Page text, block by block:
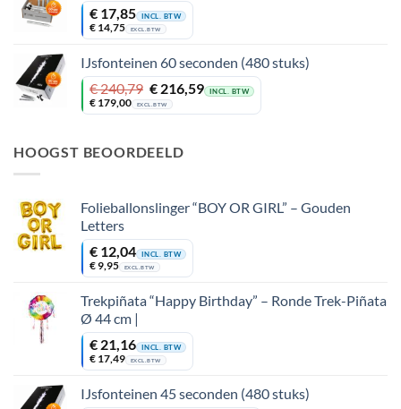
€ 17,85 INCL. BTW
€ 14,75 EXCL. BTW
IJsfonteinen 60 seconden (480 stuks)
€240,79
Oorspronkelijke
prijs
was:
€216,59
Huidige
prijs
is:
INCL. BTW
€ 179,00 EXCL. BTW
HOOGST BEOORDEELD
Folieballonslinger “BOY OR GIRL” – Gouden
Letters
€ 12,04 INCL. BTW
€9,95 EXCL. BTW
Trekpiñata “Happy Birthday” – Ronde Trek-Piñata
Ø 44 cm |
€ 21,16 INCL. BTW
€ 17,49 EXCL. BTW
IJsfonteinen 45 seconden (480 stuks)